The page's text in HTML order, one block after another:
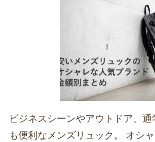
ビジネスシーンやアウトドア、
も便利なメンズリュック。 オシ